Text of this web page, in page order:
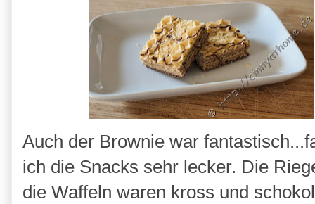
Auch der Brownie war
ich die Snacks sehr lecker. Die
die Waffeln waren kross und